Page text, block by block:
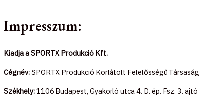
Impresszum:
Kiadja a SPORTX Produkció Kft.
Cégnév:SPORTX Produkció Korlátolt Felelősségű Társaság
Székhely:1106 Budapest, Gyakorló utca 4. D. ép. Fsz. 3. ajtó